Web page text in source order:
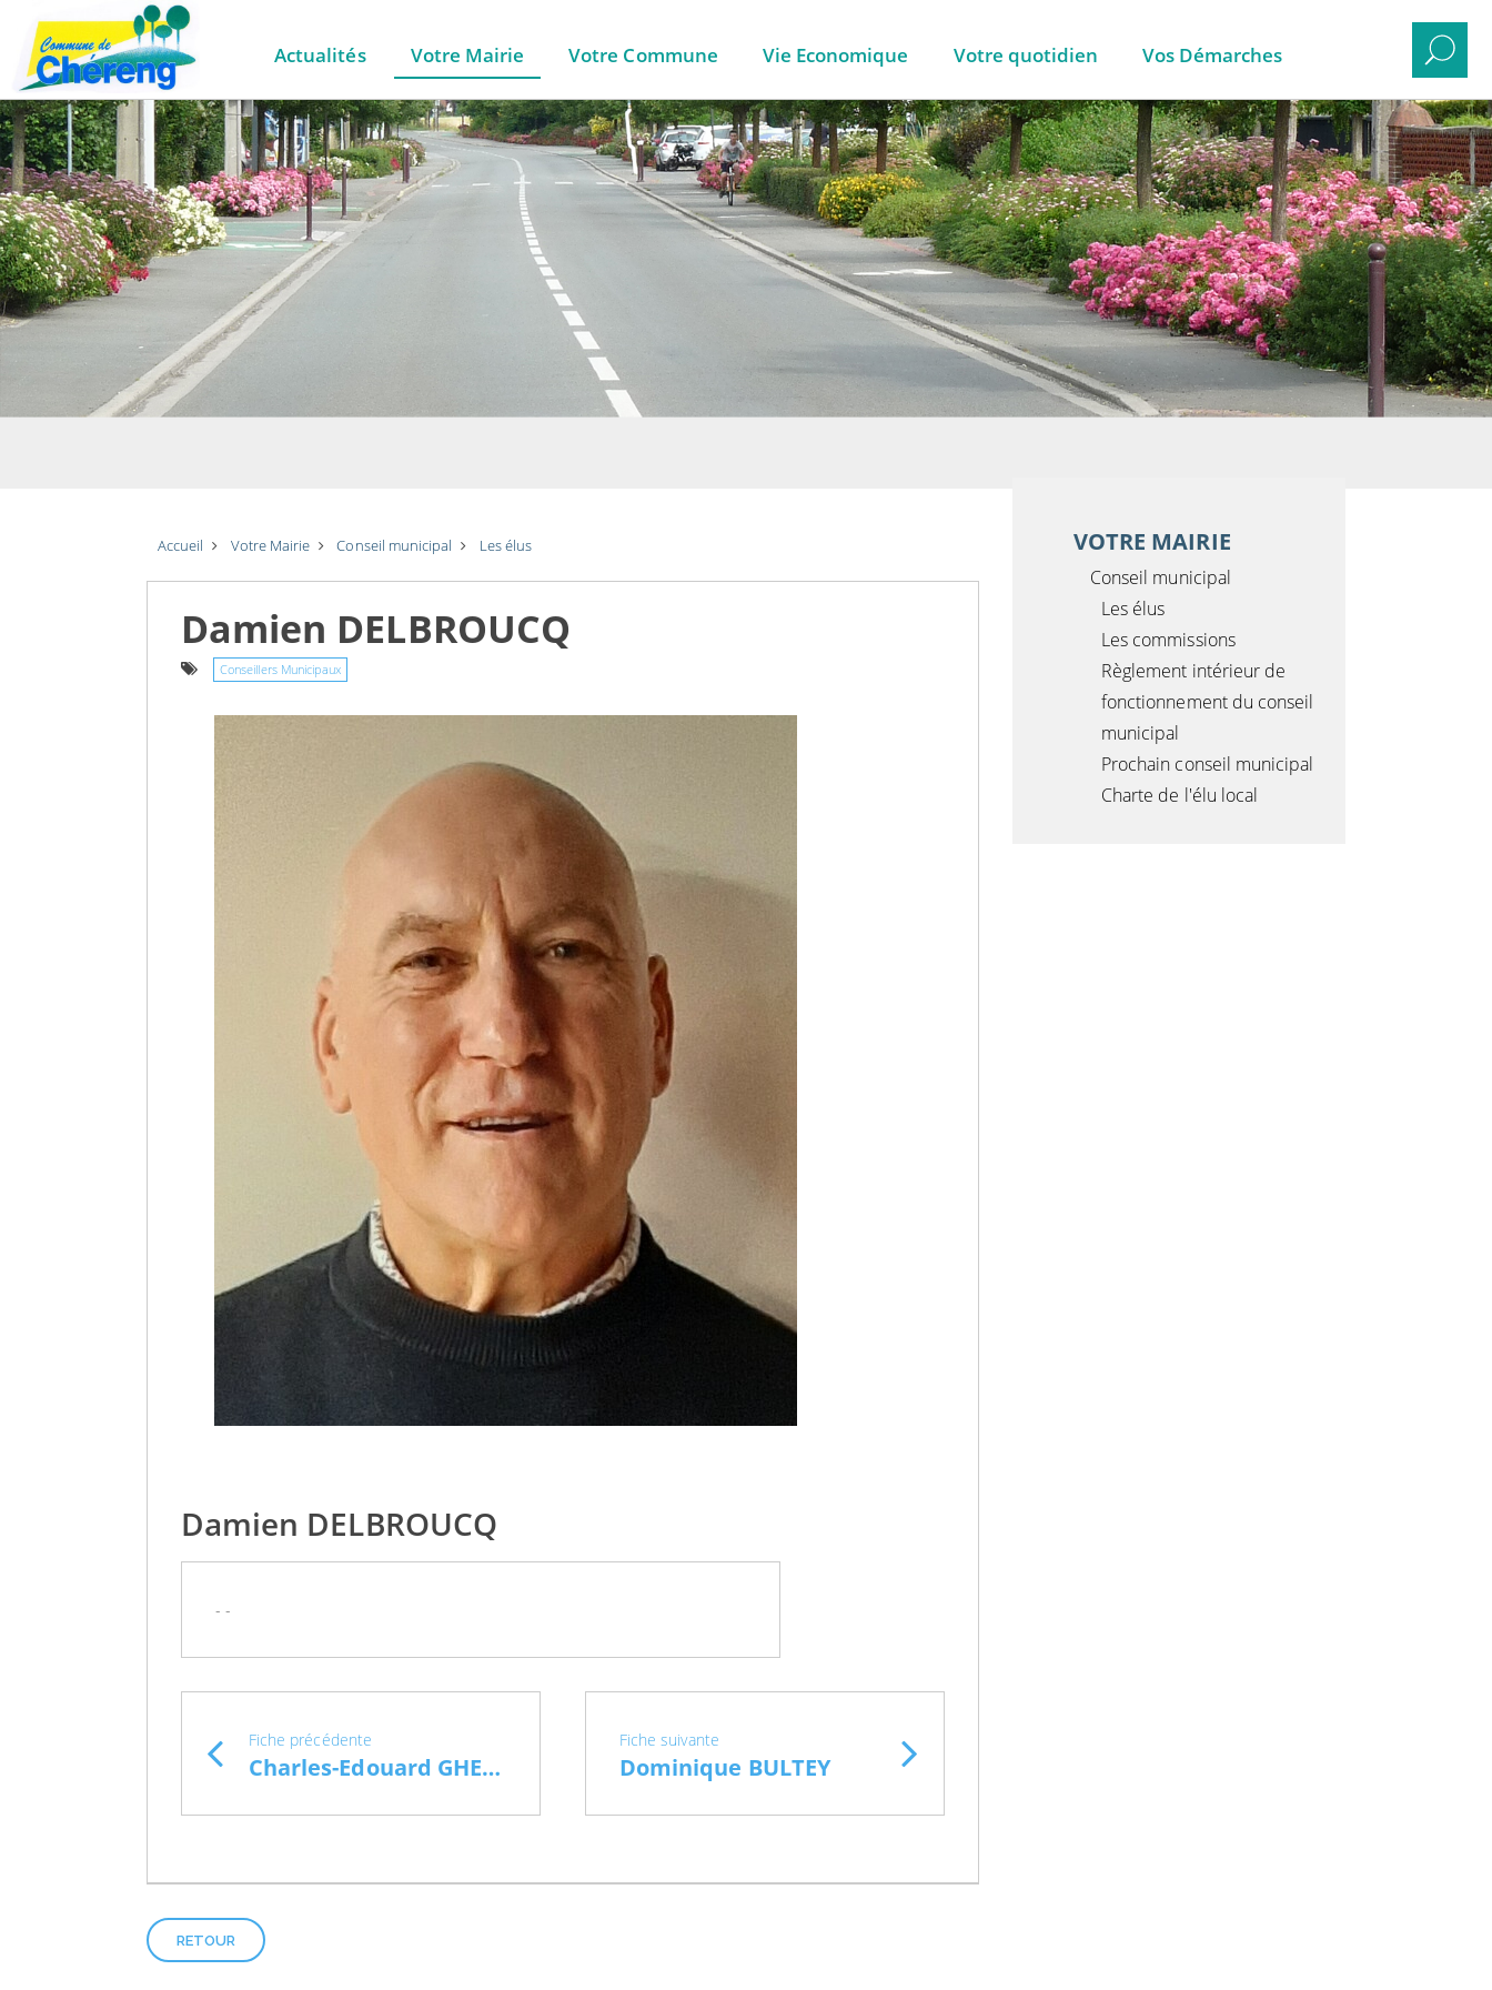
Actualités Votre Mairie Votre Commune Vie Economique Votre quotidien Vos Démarches
Accueil Votre Mairie Conseil municipal Les élus
Damien DELBROUCQ
Conseillers Municipaux
Damien DELBROUCQ
- -
Fiche précédente
Charles-Edouard GHESTEM
Fiche suivante
Dominique BULTEY
RETOUR
VOTRE MAIRIE
Conseil municipal
Les élus
Les commissions
Règlement intérieur de
fonctionnement du conseil
municipal
Prochain conseil municipal
Charte de l'élu local